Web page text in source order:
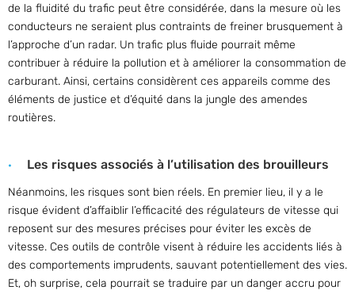
de la fluidité du trafic peut être considérée, dans la mesure où les
conducteurs ne seraient plus contraints de freiner brusquement à
l’approche d’un radar. Un trafic plus fluide pourrait même
contribuer à réduire la pollution et à améliorer la consommation de
carburant. Ainsi, certains considèrent ces appareils comme des
éléments de justice et d’équité dans la jungle des amendes
routières.
Les risques associés à l’utilisation des brouilleurs
Néanmoins, les risques sont bien réels. En premier lieu, il y a le
risque évident d’affaiblir l’efficacité des régulateurs de vitesse qui
reposent sur des mesures précises pour éviter les excès de
vitesse. Ces outils de contrôle visent à réduire les accidents liés à
des comportements imprudents, sauvant potentiellement des vies.
Et, oh surprise, cela pourrait se traduire par un danger accru pour